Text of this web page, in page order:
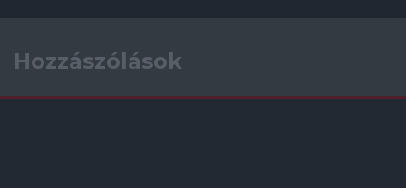
Hozzászólások